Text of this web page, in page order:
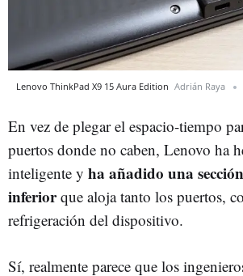
Lenovo ThinkPad X9 15 Aura Edition Adrián Raya
En vez de plegar el espacio-tiempo
puertos donde no caben, Lenovo ha
inteligente y ha añadido una
inferiorque aloja tanto los puertos,
refrigeración del dispositivo.
Sí, realmente parece que los